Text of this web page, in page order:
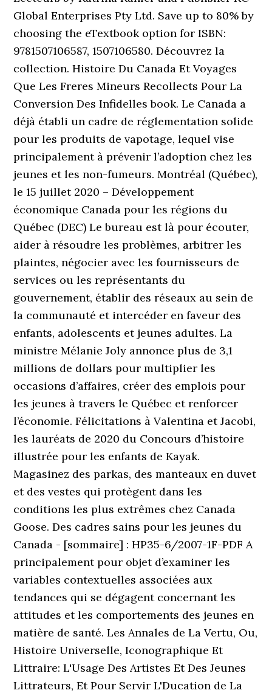
Global Enterprises Pty Ltd. Save up to 80% by
choosing the eTextbook option for ISBN:
9781507106587, 1507106580. Découvrez la
collection. Histoire Du Canada Et Voyages
Que Les Freres Mineurs Recollects Pour La
Conversion Des Infidelles book. Le Canada a
déjà établi un cadre de réglementation solide
pour les produits de vapotage, lequel vise
principalement à prévenir l’adoption chez les
jeunes et les non-fumeurs. Montréal (Québec),
le 15 juillet 2020 – Développement
économique Canada pour les régions du
Québec (DEC) Le bureau est là pour écouter,
aider à résoudre les problèmes, arbitrer les
plaintes, négocier avec les fournisseurs de
services ou les représentants du
gouvernement, établir des réseaux au sein de
la communauté et intercéder en faveur des
enfants, adolescents et jeunes adultes. La
ministre Mélanie Joly annonce plus de 3,1
millions de dollars pour multiplier les
occasions d’affaires, créer des emplois pour
les jeunes à travers le Québec et renforcer
l’économie. Félicitations à Valentina et Jacobi,
les lauréats de 2020 du Concours d’histoire
illustrée pour les enfants de Kayak.
Magasinez des parkas, des manteaux en duvet
et des vestes qui protègent dans les
conditions les plus extrêmes chez Canada
Goose. Des cadres sains pour les jeunes du
Canada - [sommaire] : HP35-6/2007-1F-PDF A
principalement pour objet d’examiner les
variables contextuelles associées aux
tendances qui se dégagent concernant les
attitudes et les comportements des jeunes en
matière de santé. Les Annales de La Vertu, Ou,
Histoire Universelle, Iconographique Et
Littraire: L'Usage Des Artistes Et Des Jeunes
Littrateurs, Et Pour Servir L'Ducation de La